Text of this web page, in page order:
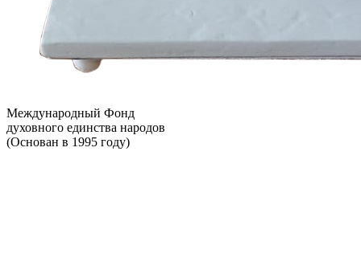
Международный Фонд
духовного единства народов
(Основан в 1995 году)